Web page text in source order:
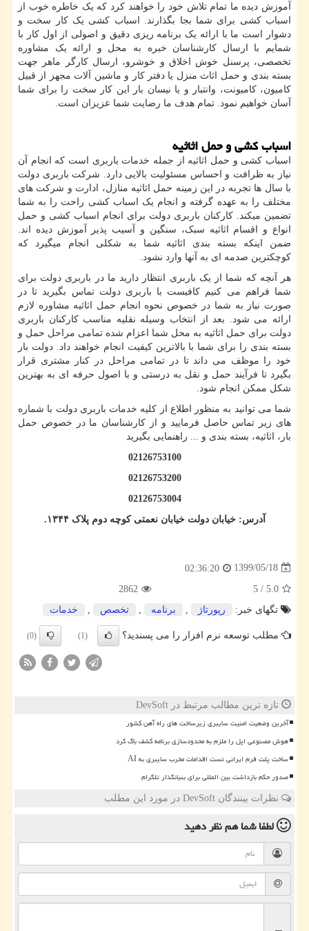
آموزش دیده ما تمام تلاش خود را خواهند کرد که یک خاطره خوب از
اسباب کشی برای شما بجا بگذارند. اسباب کشی یک کار سخت و
دشوار است ما با ارائه یک برنامه ریزی دقیق و اصولی از اول کار با
شمایم با ارسال کارشناسان خبره به محل و ارائه یک مشاوره
تخصصی، پرسنل خوش اخلاق و خوشرو، ارسال کارگر ماهر جهت
بسته بندی و حمل اثاث منزل یا دفتر کار و ماشین آلات مجهز از قبیل
کامیون، کامیونت، وانتبار و یا نیسان بار این کار سخت را برای شما
آسان خواهیم نمود. تمام هدف ما رضایت شما عزیزان است.
اسباب کشی و حمل اثاثیه
اسباب کشی و حمل اثاثیه از جمله خدمات باربری است که انجام آن
نیاز به ظرافت و احساس مسئولیت بالایی دارد. شرکت باربری دولت
با سال ها تجربه در این زمینه حمل اثاثیه منازل، ادارت و شرکت های
مختلف را به عهده گرفته و انجام یک اسباب کشی راحت را به شما
تضمین میکند. کارکنان باربری دولت برای انجام اسباب کشی و حمل
انواع و اقسام اثاثیه سبک، سنگین و آسیب پذیر آموزش دیده اند.
ضمن اینکه بسته بندی اثاثیه شما به شکلی انجام میگیرد که
کوچکترین صدمه ای به آنها وارد نشود.
هر آنچه که شما از یک باربری انتظار دارید ما در باربری دولت برای
شما فراهم می کنیم کافیست با باربری دولت تماس بگیرید تا در
صورت نیاز به شما در خصوص نحوه انجام حمل اثاثیه مشاوره لازم
ارائه می شود. بعد از انتخاب وسیله نقلیه مناسب کارکنان باربری
دولت برای حمل اثاثیه به محل شما اعزام شده تمامی مراحل حمل و
بسته بندی را برای شما با بالاترین کیفیت انجام خواهند داد. دولت بار
خود را موظف می داند تا در تمامی مراحل در کنار مشتری قرار
بگیرد تا فرآیند حمل و نقل به درستی و با اصول حرفه ای به بهترین
شکل ممکن انجام شود.
شما می توانید به منظور اطلاع از کلیه خدمات باربری دولت با شماره
های زیر تماس حاصل فرمایید و از کارشناسان ما در خصوص حمل
بار، اثاثیه، بسته بندی و ... راهنمایی بگیرید
02126753100
02126753200
02126753004
آدرس: خیابان دولت خیابان نعمتی کوچه دوم پلاک ۱۳۴۴.
1399/05/18
02:36:20
5.0
/
5
2862
تگهای خبر:
رپورتاژ برنامه تخصص خدمات
مطلب توسعه نرم افزار را می پسندید؟ (1)
(0)
تازه ترین مطالب مرتبط در DevSoft
آخرین وضعیت امنیت سایبری زیرساخت های راه آهن کشور
هوش مصنوعی اپل را ملزم به محدودسازی برنامه کشف باگ کرد
ساخت پلت فرم ایرانی تست اقدامات مخرب سایبری به AI
صدور حکم بازداشت بین المللی برای بنیانگذار تلگرام
نظرات بینندگان DevSoft در مورد این مطلب
لطفا شما همنظر دهید